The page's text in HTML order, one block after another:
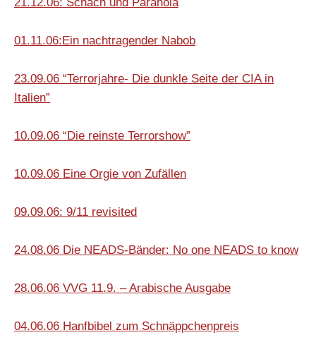
01.11.06:Ein nachtragender Nabob
23.09.06 “Terrorjahre- Die dunkle Seite der CIA in
Italien”
10.09.06 “Die reinste Terrorshow”
10.09.06 Eine Orgie von Zufällen
09.09.06: 9/11 revisited
24.08.06 Die NEADS-Bänder: No one NEADS to know
28.06.06 VVG 11.9. – Arabische Ausgabe
04.06.06 Hanfbibel zum Schnäppchenpreis